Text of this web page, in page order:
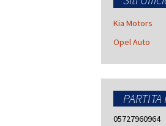
Kia Motors
Opel Auto
PARTITA
05727960964